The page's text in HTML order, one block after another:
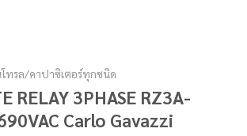
โทรล/คาปาซิเตอร์ทุกชนิด
RELAY 3PHASE RZ3A-
Carlo Gavazzi